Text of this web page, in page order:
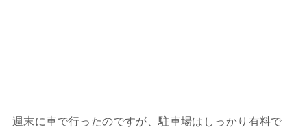
週末に車で行ったのですが、駐車場はしっかり有料で